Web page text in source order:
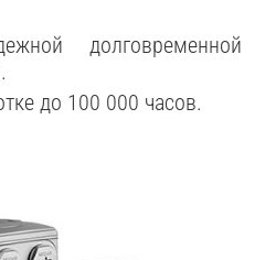
долговременной
до 100 000 часов.